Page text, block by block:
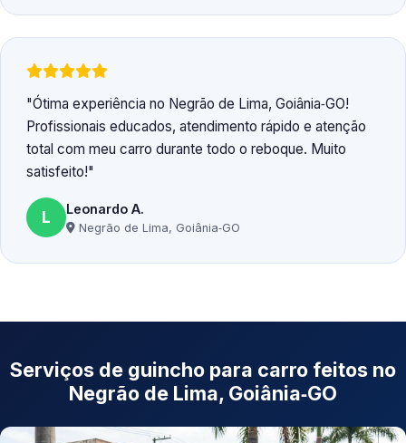
Ótima experiência no Negrão de Lima, Goiânia‑GO!
Profissionais educados, atendimento rápido e atenção
total com meu carro durante todo o reboque. Muito
satisfeito!
L Leonardo A.
Negrão de Lima, Goiânia‑GO
Serviços de guincho para carro feitos no
Negrão de Lima, Goiânia‑GO